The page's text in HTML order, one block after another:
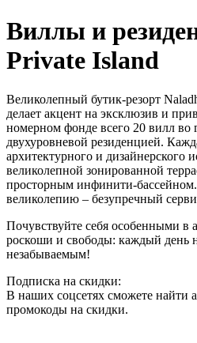
Виллы и
Private Island
Великолепный бутик-резорт
делает акцент на эксклюзив и
номерном фонде всего 20 вилл во
двухуровневой резиденцией.
архитектурного и дизайнерского
великолепной зонированной
просторным инфинити-
великолепию – безупречный
Почувствуйте себя особенными в
роскоши и свободы: каждый день
незабываемым!
Подписка на скидки:
В наших соцсетях сможете найти
промокоды на скидки.